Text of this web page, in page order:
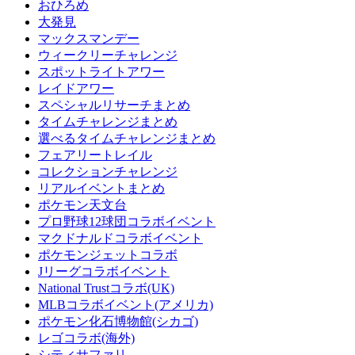
おひろめ
大発見
マックスマンデー
ウィークリーチャレンジ
スポットライトアワー
レイドアワー
スペシャルリサーチまとめ
タイムチャレンジまとめ
選べるタイムチャレンジまとめ
フェアリートレイル
コレクションチャレンジ
リアルイベントまとめ
ポケモン天文台
プロ野球12球団コラボイベント
マクドナルドコラボイベント
ポケモンジェットコラボ
Jリーグコラボイベント
National Trustコラボ(UK)
MLBコラボイベント(アメリカ)
ポケモン化石博物館(シカゴ)
レゴコラボ(海外)